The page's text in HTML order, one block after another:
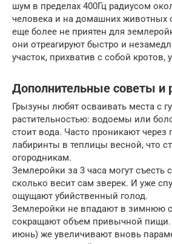
шум в пределах 400Гц радиусом
человека и на домашних животных
еще более не приятен для
они отреагируют быстро и
участок, прихватив с собой
Дополнительные советы и
Грызуны любят осваивать места с
растительностью: водоемы или
стоит вода. Часто проникают
лабиринты в теплицы весной, что
огородникам.
Землеройки за 3 часа могут съесть
сколько весит сам зверек. И уже
ощущают убийственный голод.
Землеройки не впадают в зимнюю
сокращают объем привычной
июнь) же увеличивают вновь